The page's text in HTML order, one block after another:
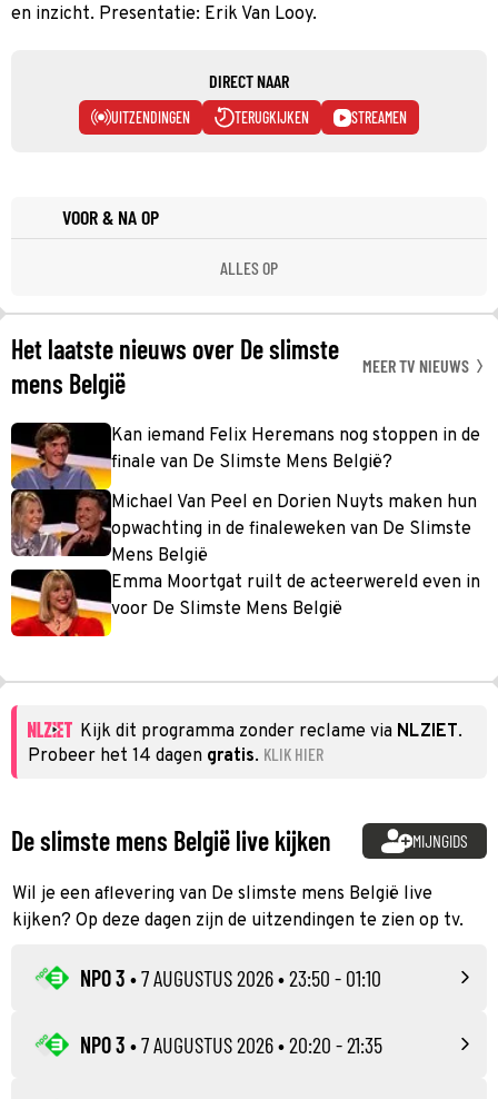
en inzicht. Presentatie: Erik Van Looy.
DIRECT NAAR
UITZENDINGEN TERUGKIJKEN STREAMEN
VOOR & NA OP
ALLES OP
Het laatste nieuws over De slimste
mens België
MEER TV NIEUWS
Kan iemand Felix Heremans nog stoppen in de
finale van De Slimste Mens België?
Michael Van Peel en Dorien Nuyts maken hun
opwachting in de finaleweken van De Slimste
Mens België
Emma Moortgat ruilt de acteerwereld even in
voor De Slimste Mens België
Kijk dit programma zonder reclame via NLZIET.
Probeer het 14 dagen gratis. KLIK HIER
De slimste mens België live kijken MIJNGIDS
Wil je een aflevering van De slimste mens België live
kijken? Op deze dagen zijn de uitzendingen te zien op tv.
NPO 3 •7 AUGUSTUS 2026• 23:50 - 01:10
NPO 3 •7 AUGUSTUS 2026• 20:20 - 21:35